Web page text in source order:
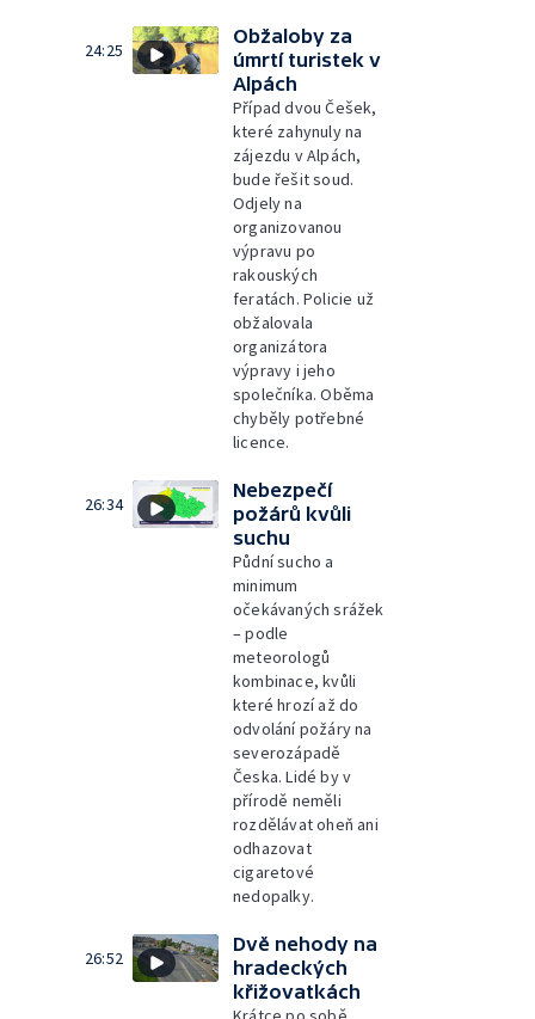
24:25
Obžaloby za
úmrtí turistek v
Alpách
Případ dvou Češek,
které zahynuly na
zájezdu v Alpách,
bude řešit soud.
Odjely na
organizovanou
výpravu po
rakouských
feratách. Policie už
obžalovala
organizátora
výpravy i jeho
společníka. Oběma
chyběly potřebné
licence.
26:34
Nebezpečí
požárů kvůli
suchu
Půdní sucho a
minimum
očekávaných srážek
– podle
meteorologů
kombinace, kvůli
které hrozí až do
odvolání požáry na
severozápadě
Česka. Lidé by v
přírodě neměli
rozdělávat oheň ani
odhazovat
cigaretové
nedopalky.
26:52
Dvě nehody na
hradeckých
křižovatkách